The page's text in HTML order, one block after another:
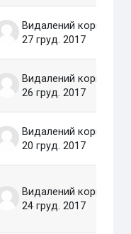
27 груд. 2017
26 груд. 2017
20 груд. 2017
24 груд. 2017